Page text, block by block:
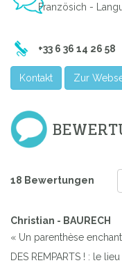
Französich -
+33 6 36 14 26 58
Kontakt Zur
18 Bewertungen
Christian - BAURECH
« Un parenthèse
DES REMPARTS ! : le